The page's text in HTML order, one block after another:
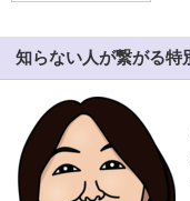
知らない人が繋がる特